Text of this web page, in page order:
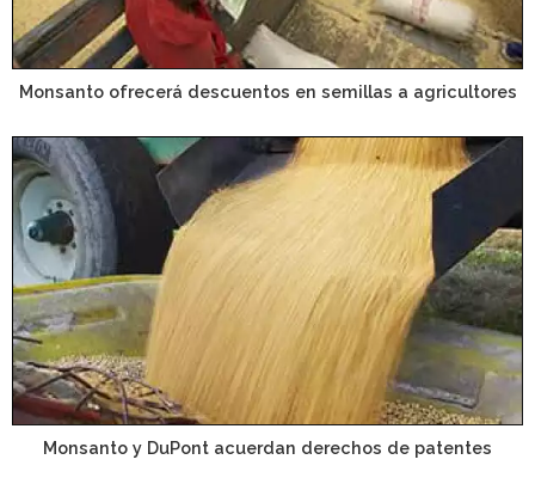
Monsanto ofrecerá descuentos en semillas a agricultores
Monsanto y DuPont acuerdan derechos de patentes